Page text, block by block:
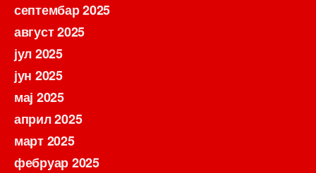
септембар 2025
август 2025
јул 2025
јун 2025
мај 2025
април 2025
март 2025
фебруар 2025